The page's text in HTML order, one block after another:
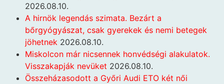
2026.08.10.
A hirnök legendás szimata. Bezárt a
bőrgyógyászat, csak gyerekek és nemi betegek
jöhetnek 2026.08.10.
Miskolcon már nicsennek honvédségi alakulatok.
Visszakapják nevüket 2026.08.10.
Összeházasodott a Győri Audi ETO két női